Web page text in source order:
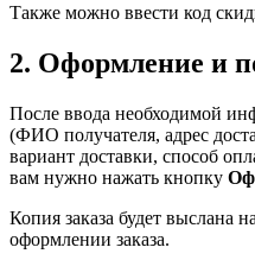
Также можно ввести код
2. Оформление и
После ввода необходимой
(ФИО получателя, адрес
вариант доставки, способ
вам нужно нажать кнопку
Копия заказа будет выслана
оформлении заказа.